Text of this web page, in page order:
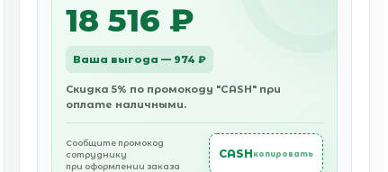
18 516 ₽
Ваша выгода — 974 ₽
Скидка 5% по промокоду "CASH" при
оплате наличными.
Сообщите промокод
сотруднику
при оформлении заказа
CASH копировать